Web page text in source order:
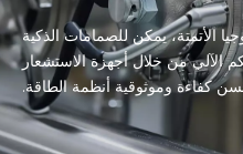
الأتمتة، يمكن للصمامات الذكية
الآلي من خلال أجهزة الاستشعار
كفاءة وموثوقية أنظمة الطاقة.